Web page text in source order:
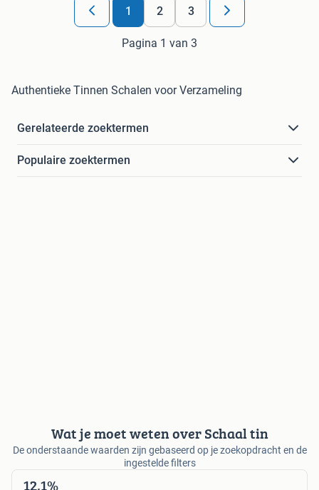
1 2 3
Pagina 1 van 3
Authentieke Tinnen Schalen voor Verzameling
Gerelateerde zoektermen
Populaire zoektermen
Wat je moet weten over Schaal tin
De onderstaande waarden zijn gebaseerd op je zoekopdracht en de
ingestelde filters
12,1%